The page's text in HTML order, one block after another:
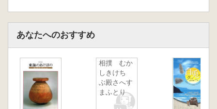
あなたへのおすすめ
相撲 むか
しきけちゝ
ぶ殿さへす
まふとり